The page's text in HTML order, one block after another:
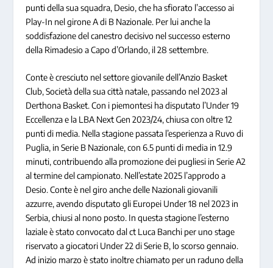
punti della sua squadra, Desio, che ha sfiorato l’accesso ai
Play-In nel girone A di B Nazionale. Per lui anche la
soddisfazione del canestro decisivo nel successo esterno
della Rimadesio a Capo d’Orlando, il 28 settembre.
Conte è cresciuto nel settore giovanile dell’Anzio Basket
Club, Società della sua città natale, passando nel 2023 al
Derthona Basket. Con i piemontesi ha disputato l’Under 19
Eccellenza e la LBA Next Gen 2023/24, chiusa con oltre 12
punti di media. Nella stagione passata l’esperienza a Ruvo di
Puglia, in Serie B Nazionale, con 6.5 punti di media in 12.9
minuti, contribuendo alla promozione dei pugliesi in Serie A2
al termine del campionato. Nell’estate 2025 l’approdo a
Desio. Conte è nel giro anche delle Nazionali giovanili
azzurre, avendo disputato gli Europei Under 18 nel 2023 in
Serbia, chiusi al nono posto. In questa stagione l’esterno
laziale è stato convocato dal ct Luca Banchi per uno stage
riservato a giocatori Under 22 di Serie B, lo scorso gennaio.
Ad inizio marzo è stato inoltre chiamato per un raduno della